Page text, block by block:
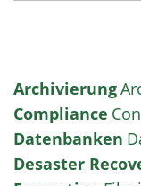
Archivierung
Compliance
Datenbanken
Desaster